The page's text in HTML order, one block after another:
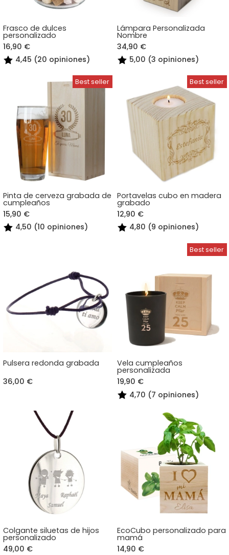
Frasco de dulces
personalizado
16,90 €
4,45 (20 opiniones)
Lámpara Personalizada
Nombre
34,90 €
5,00 (3 opiniones)
Pinta de cerveza grabada de
cumpleaños
15,90 €
4,50 (10 opiniones)
Portavelas cubo en madera
grabado
12,90 €
4,80 (9 opiniones)
Pulsera redonda grabada
36,00 €
Vela cumpleaños
personalizada
19,90 €
4,70 (7 opiniones)
Colgante siluetas de hijos
personalizado
49,00 €
EcoCubo personalizado para
mamá
14,90 €